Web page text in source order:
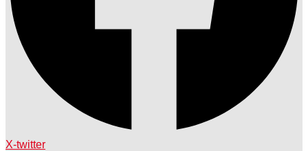
X-twitter